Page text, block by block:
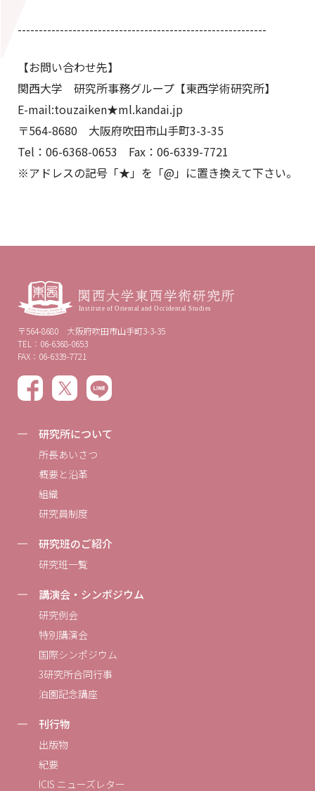
-----------------------------------------------------------
【お問い合わせ先】
関西大学 研究所事務グループ【東西学術研究所】
E-mail:touzaiken★ml.kandai.jp
〒564-8680 大阪府吹田市山手町3-3-35
Tel：06-6368-0653 Fax：06-6339-7721
※アドレスの記号「★」を「@」に置き換えて下さい。
〒564-8680 大阪府吹田市山手町3-3-35
TEL：06-6368-0653
FAX：06-6339-7721
研究所について
所長あいさつ
概要と沿革
組織
研究員制度
研究班のご紹介
研究班一覧
講演会・シンポジウム
研究例会
特別講演会
国際シンポジウム
3研究所合同行事
泊園記念講座
刊行物
出版物
紀要
ICIS ニューズレター